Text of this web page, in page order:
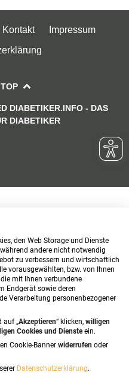
Kontakt
Impressum
DIABETIKER.INFO - DAS
DIABETIKER
den Web Storage und Dienste
andere nicht notwendig
zu verbessern und wirtschaftlich
vorausgewählten, bzw. von Ihnen
mit Ihnen verbundene
Endgerät sowie deren
Verarbeitung personenbezogener
auf „Akzeptieren“ klicken, willigen
Cookies und Diensteein.
Cookie-Banner widerrufen oder
Datenschutzerklärung.